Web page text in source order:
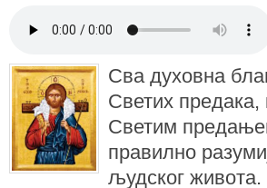
Сва духовна
Светих предака,
Светим
правилно
људског